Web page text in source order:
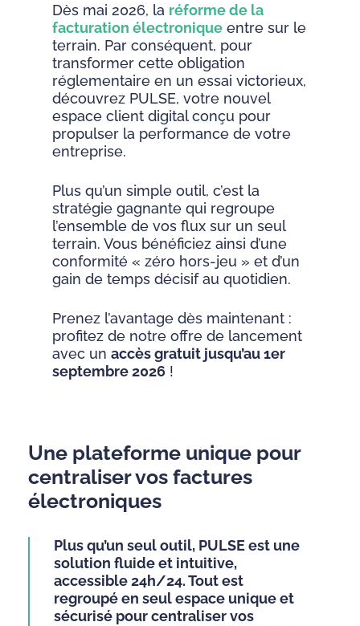
Dès mai 2026, la réforme de la
facturation électronique entre sur le
terrain. Par conséquent, pour
transformer cette obligation
réglementaire en un essai victorieux,
découvrez PULSE, votre nouvel
espace client digital conçu pour
propulser la performance de votre
entreprise.
Plus qu’un simple outil, c’est la
stratégie gagnante qui regroupe
l’ensemble de vos flux sur un seul
terrain. Vous bénéficiez ainsi d’une
conformité « zéro hors-jeu » et d’un
gain de temps décisif au quotidien.
Prenez l’avantage dès maintenant :
profitez de notre offre de lancement
avec un accès gratuit jusqu’au 1er
septembre 2026 !
Une plateforme unique pour
centraliser vos factures
électroniques
Plus qu’un seul outil, PULSE est une
solution fluide et intuitive,
accessible 24h/24. Tout est
regroupé en seul espace unique et
sécurisé pour centraliser vos